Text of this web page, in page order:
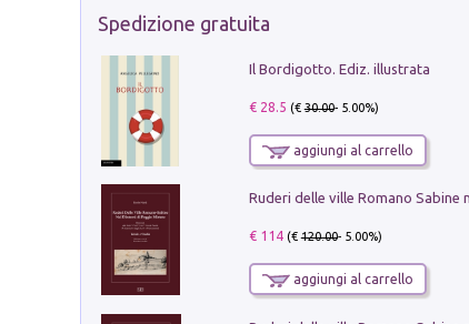
Spedizione gratuita
Il Bordigotto. Ediz. illustrata
€ 28.5 (€30.00- 5.00%)
aggiungi al carrello
€ 114(€120.00- 5.00%)
aggiungi al carrello